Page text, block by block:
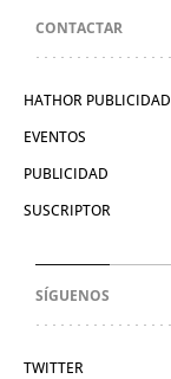
CONTACTAR
HATHOR PUBLICIDAD
EVENTOS
PUBLICIDAD
SUSCRIPTOR
SÍGUENOS
TWITTER